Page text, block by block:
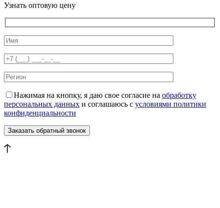
Узнать оптовую цену
Нажимая на кнопку, я даю свое согласие на обработку
персональных данных и соглашаюсь с условиями политики
конфиденциальности